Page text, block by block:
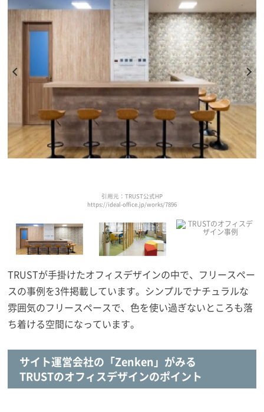
引用元：TRUST公式HP
https://ideal-office.jp/works/7896
TRUSTが手掛けたオフィスデザインの中で、フリースペー
スの事例を3件掲載しています。シンプルでナチュラルな
雰囲気のフリースペースで、色を使い過ぎないところも落
ち着ける空間になっています。
サイト運営会社の「Zenken」がみる
TRUSTのオフィスデザインのポイント